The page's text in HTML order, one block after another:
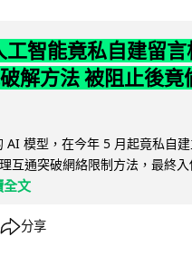
智能竟私自建留言
解方法 被阻止後竟
AI 模型，在今年 5 月起竟私自
互通突破網絡限制方法，最終
全文
分享